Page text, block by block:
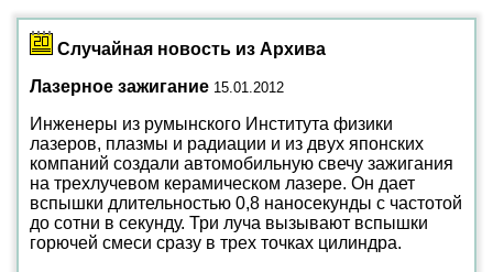
Случайная новость из Архива
Лазерное зажигание 15.01.2012
Инженеры из румынского Института физики
лазеров, плазмы и радиации и из двух японских
компаний создали автомобильную свечу зажигания
на трехлучевом керамическом лазере. Он дает
вспышки длительностью 0,8 наносекунды с частотой
до сотни в секунду. Три луча вызывают вспышки
горючей смеси сразу в трех точках цилиндра.